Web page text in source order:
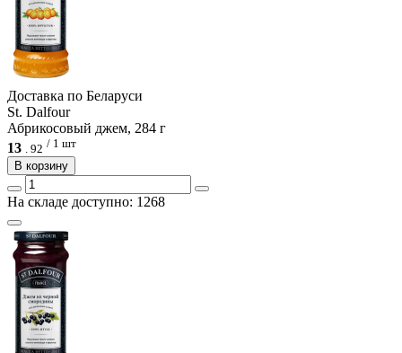
Доcтавка по Беларуси
St. Dalfour
Абрикосовый джем, 284 г
13 . 92 / 1 шт
В корзину
На складе доступно: 1268